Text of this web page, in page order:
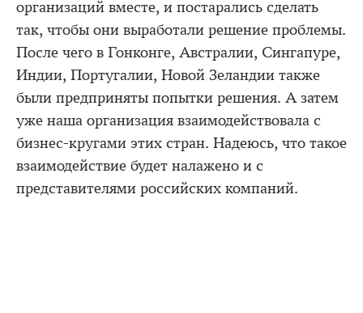
организаций вместе, и постарались сделать
так, чтобы они выработали решение проблемы.
После чего в Гонконге, Австралии, Сингапуре,
Индии, Португалии, Новой Зеландии также
были предприняты попытки решения. А затем
уже наша организация взаимодействовала с
бизнес-кругами этих стран. Надеюсь, что такое
взаимодействие будет налажено и с
представителями российских компаний.